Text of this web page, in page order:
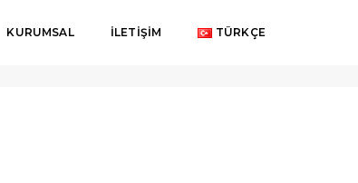
KURUMSAL İLETIŞIM TÜRKÇE